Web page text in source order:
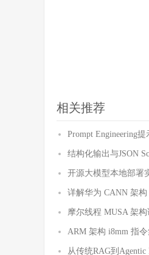
相关推荐
Prompt Engineering
结构化输出与JSON
开源大模型本地部署
详解华为 CANN 架
摩尔线程 MUSA 架
ARM 架构 i8mm 指
从传统RAG到